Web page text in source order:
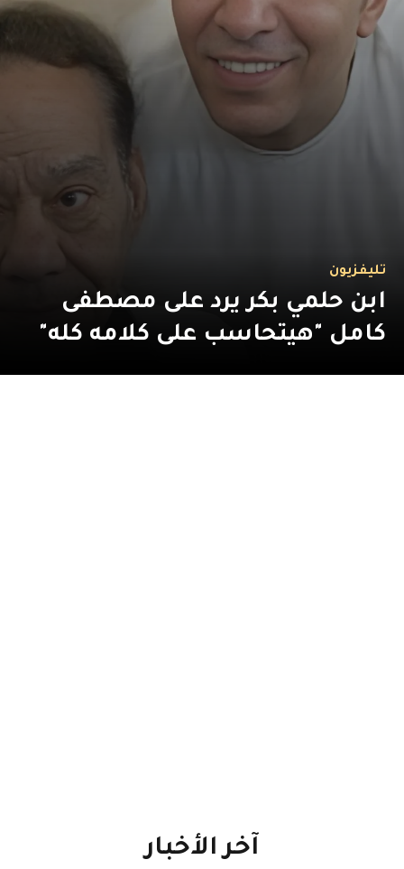
تليفزيون
ابن حلمي بكر يرد على مصطفى
كامل "هيتحاسب على كلامه كله"
آخر الأخبار